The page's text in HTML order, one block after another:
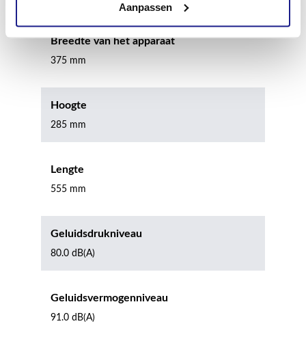
Aanpassen
Breedte van het apparaat
375 mm
Hoogte
285 mm
Lengte
555 mm
Geluidsdrukniveau
80.0 dB(A)
Geluidsvermogenniveau
91.0 dB(A)